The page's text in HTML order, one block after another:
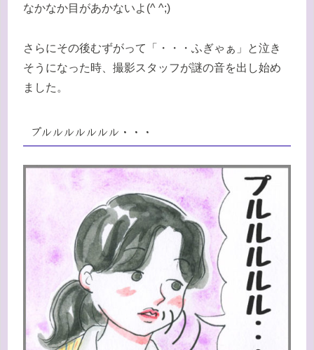
なかなか目があかないよ(^ ^;)
さらにその後むずがって「・・・ふぎゃぁ」と泣き
そうになった時、撮影スタッフが謎の音を出し始め
ました。
プルルルルルルル・・・